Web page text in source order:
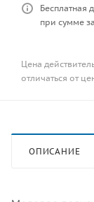
Бесплатная
при сумме
Цена
отличаться от
ОПИСАНИЕ